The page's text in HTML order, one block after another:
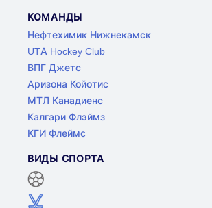
КОМАНДЫ
Нефтехимик Нижнекамск
UTA Hockey Club
ВПГ Джетс
Аризона Койотис
МТЛ Канадиенс
Калгари Флэймз
КГИ Флеймс
ВИДЫ СПОРТА